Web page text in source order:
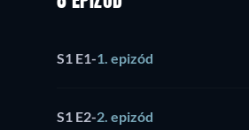
S1 E1-1. epizód
S1 E2-2. epizód